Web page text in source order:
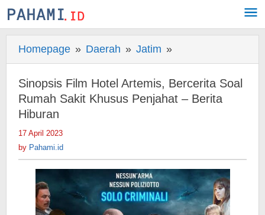
Skip
to
Homepage » Daerah » Jatim »
Film
Hotel
Artemis,
Sakit
Khusus
Penjahat
-
Sinopsis Film Hotel Artemis, Bercerita Soal
Rumah Sakit Khusus Penjahat – Berita
Hiburan
17 April 2023
by Pahami.id